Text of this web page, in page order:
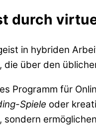
durch
in hybriden
die über den
Programm für
Spiele oder
sondern